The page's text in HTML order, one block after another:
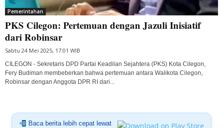
Pemerintahan
PKS Cilegon: Pertemuan dengan Jazuli Inisiatif
dari Robinsar
Sabtu 24 Mei 2025, 17:01 WIB
CILEGON - Sekretaris DPD Partai Keadilan Sejahtera (PKS) Kota Cilegon,
Fery Budiman membeberkan bahwa pertemuan antara Walikota Cilegon,
Robinsar dengan Anggota DPR RI dari...
Baca berita lebih cepat lewat